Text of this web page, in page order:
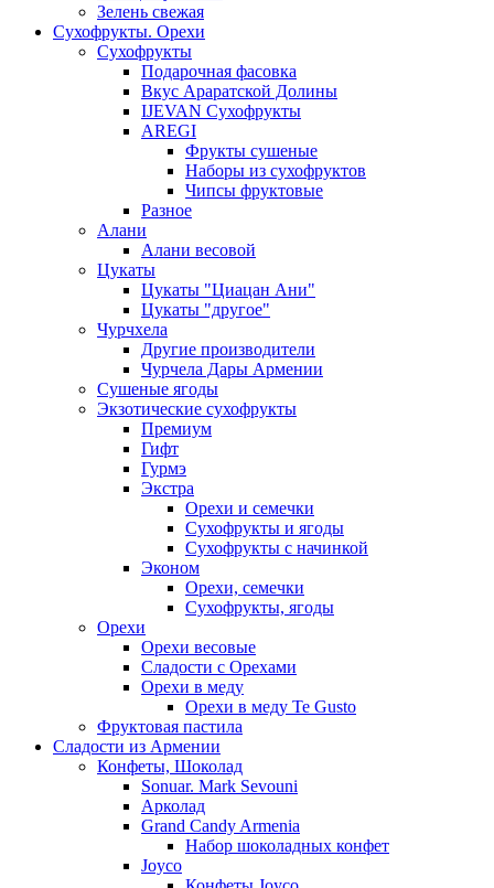
Зелень свежая
Сухофрукты. Орехи
Сухофрукты
Подарочная фасовка
Вкус Араратской Долины
IJEVAN Сухофрукты
AREGI
Фрукты сушеные
Наборы из сухофруктов
Чипсы фруктовые
Разное
Алани
Алани весовой
Цукаты
Цукаты "Циацан Ани"
Цукаты "другое"
Чурчхела
Другие производители
Чурчела Дары Армении
Сушеные ягоды
Экзотические сухофрукты
Премиум
Гифт
Гурмэ
Экстра
Орехи и семечки
Сухофрукты и ягоды
Сухофрукты с начинкой
Эконом
Орехи, семечки
Сухофрукты, ягоды
Орехи
Орехи весовые
Сладости с Орехами
Орехи в меду
Орехи в меду Te Gusto
Фруктовая пастила
Сладости из Армении
Конфеты, Шоколад
Sonuar. Mark Sevouni
Арколад
Grand Candy Armenia
Набор шоколадных конфет
Joyco